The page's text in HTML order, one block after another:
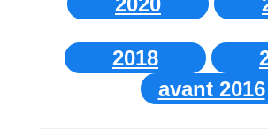
2018
avant 2016